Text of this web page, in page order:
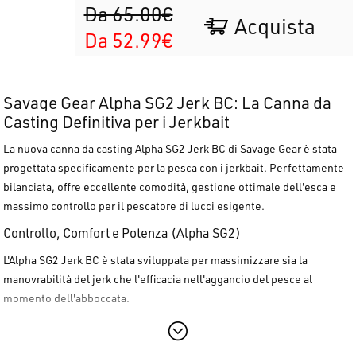
Da 65.00€
Da 52.99€
Acquista
Savage Gear Alpha SG2 Jerk BC: La Canna da
Casting Definitiva per i Jerkbait
La nuova canna da casting Alpha SG2 Jerk BC di Savage Gear è stata
progettata specificamente per la pesca con i jerkbait. Perfettamente
bilanciata, offre eccellente comodità, gestione ottimale dell'esca e
massimo controllo per il pescatore di lucci esigente.
Controllo, Comfort e Potenza (Alpha SG2)
L'Alpha SG2 Jerk BC è stata sviluppata per massimizzare sia la
manovrabilità del jerk che l'efficacia nell'aggancio del pesce al
momento dell'abboccata.
Azione Rapida (Fast Action):
precisione i jerk da luccio, garantendo un feedback istantaneo e